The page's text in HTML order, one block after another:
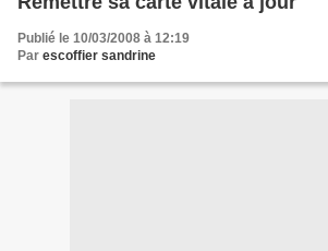
Publié le 10/03/2008 à 12:19
Par escoffier sandrine